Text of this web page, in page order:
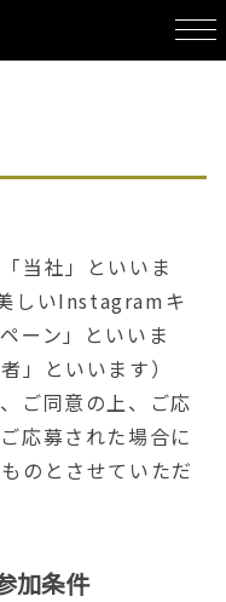
当社」といいま
しいInstagramキ
ーン」といいま
」といいます）
ご同意の上、ご応
応募された場合に
のとさせていただ
加条件